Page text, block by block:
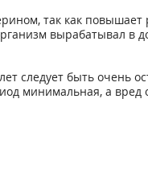
так как
вырабатывал в
следует быть
минимальная, а вред